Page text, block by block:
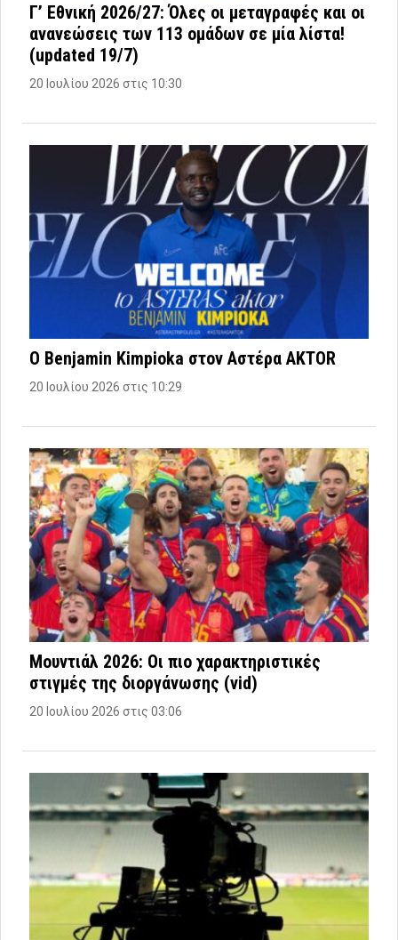
Γ’ Εθνική 2026/27: Όλες οι μεταγραφές και οι
ανανεώσεις των 113 ομάδων σε μία λίστα!
(updated 19/7)
20 Ιουλίου 2026 στις 10:30
Ο Benjamin Kimpioka στον Αστέρα AKTOR
20 Ιουλίου 2026 στις 10:29
Μουντιάλ 2026: Οι πιο χαρακτηριστικές
στιγμές της διοργάνωσης (vid)
20 Ιουλίου 2026 στις 03:06